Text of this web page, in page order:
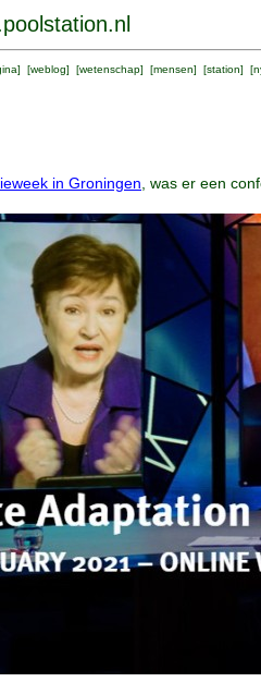
] [weblog] [wetenschap] [mensen] [station] [
in Groningen , was er een